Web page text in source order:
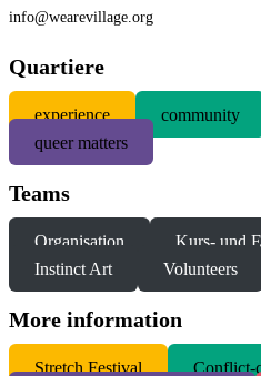
info@wearevillage.org
Quartiere
experience community
queer matters
Teams
Organisation
Kurs- und
Instinct Art
Volunteers
More information
Stretch Festival
Conflict-